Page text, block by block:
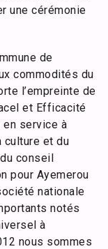
une cérémonie
de
commodités du
l’empreinte de
et Efficacité
en service à
culture et du
conseil
pour Ayemerou
nationale
notés
à
nous sommes